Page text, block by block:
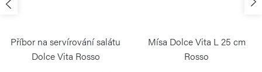
Příbor na servírování salátu
Dolce Vita Rosso
Mísa Dolce Vita L 25 cm
Rosso